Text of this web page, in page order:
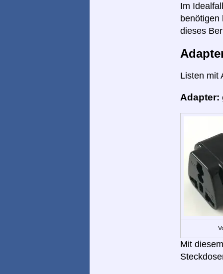
Im
benötigen
dieses
Listen mit
Adapter:
Mit